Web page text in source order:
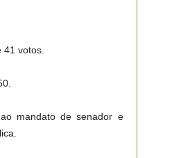
votos.
mandato de senador e